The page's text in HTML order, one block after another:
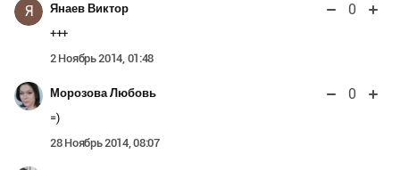
Я Янаев Виктор 0
+++
2 Ноябрь 2014, 01:48
Морозова Любовь 0
=)
28 Ноябрь 2014, 08:07